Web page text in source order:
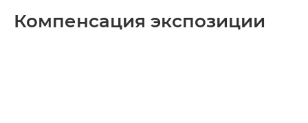
Компенсация экспозиции